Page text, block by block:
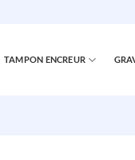
TAMPON ENCREUR